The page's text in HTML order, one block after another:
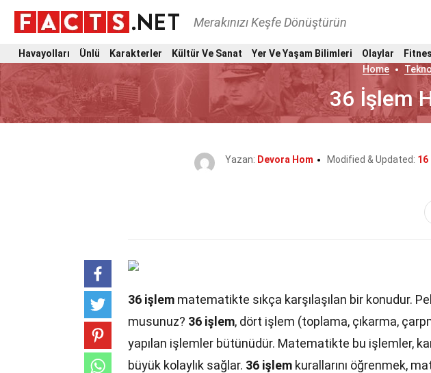
Merakınızı Keşfe Dönüştürün
Havayolları Ünlü Karakterler Kültür Ve Sanat Yer Ve Yaşam Bilimleri Olaylar
Home
36 İşlem
Yazan: Devora Hom Modified & Updated: 16
36 işlem matematikte sıkça karşılaşılan bir konudur.
musunuz? 36 işlem, dört işlem (toplama, çıkarma,
yapılan işlemler bütünüdür. Matematikte bu işlemler,
büyük kolaylık sağlar. 36 işlem kurallarını öğrenmek,